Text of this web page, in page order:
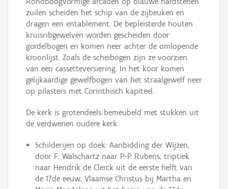
zuilen scheiden het schip van de zijbeuken en
dragen een entablement. De bepleisterde houten
kruisribgewelven worden gescheiden door
gordelbogen en komen neer achter de omlopende
kroonlijst. Zoals de scheibogen zijn ze voorzien
van een cassetteversiering. In het koor komen
gelijkaardige gewelfbogen van het straalgewelf neer
op pilasters met Corinthisch kapiteel.
De kerk is grotendeels bemeubeld met stukken uit
de verdwenen oudere kerk:
Schilderijen op doek: Aanbidding der Wijzen,
door F. Walschartz naar P.-P. Rubens; triptiek
naar Hendrik de Clerck uit de eerste helft van
de 17de eeuw; Vlaamse Christus bij Martha en